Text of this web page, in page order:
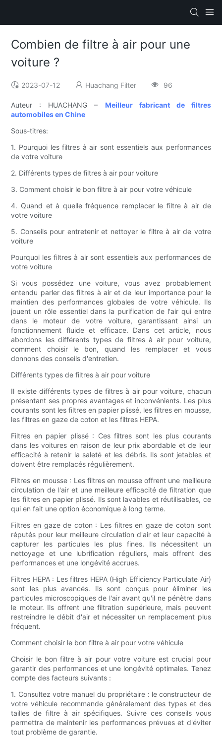
Combien de filtre à air pour une
voiture ?
2023-07-12 Huachang Filter 96
Auteur : HUACHANG – Meilleur fabricant de filtres
automobiles en Chine
Sous-titres:
1. Pourquoi les filtres à air sont essentiels aux performances
de votre voiture
2. Différents types de filtres à air pour voiture
3. Comment choisir le bon filtre à air pour votre véhicule
4. Quand et à quelle fréquence remplacer le filtre à air de
votre voiture
5. Conseils pour entretenir et nettoyer le filtre à air de votre
voiture
Pourquoi les filtres à air sont essentiels aux performances de
votre voiture
Si vous possédez une voiture, vous avez probablement
entendu parler des filtres à air et de leur importance pour le
maintien des performances globales de votre véhicule. Ils
jouent un rôle essentiel dans la purification de l'air qui entre
dans le moteur de votre voiture, garantissant ainsi un
fonctionnement fluide et efficace. Dans cet article, nous
abordons les différents types de filtres à air pour voiture,
comment choisir le bon, quand les remplacer et vous
donnons des conseils d'entretien.
Différents types de filtres à air pour voiture
Il existe différents types de filtres à air pour voiture, chacun
présentant ses propres avantages et inconvénients. Les plus
courants sont les filtres en papier plissé, les filtres en mousse,
les filtres en gaze de coton et les filtres HEPA.
Filtres en papier plissé : Ces filtres sont les plus courants
dans les voitures en raison de leur prix abordable et de leur
efficacité à retenir la saleté et les débris. Ils sont jetables et
doivent être remplacés régulièrement.
Filtres en mousse : Les filtres en mousse offrent une meilleure
circulation de l'air et une meilleure efficacité de filtration que
les filtres en papier plissé. Ils sont lavables et réutilisables, ce
qui en fait une option économique à long terme.
Filtres en gaze de coton : Les filtres en gaze de coton sont
réputés pour leur meilleure circulation d'air et leur capacité à
capturer les particules les plus fines. Ils nécessitent un
nettoyage et une lubrification réguliers, mais offrent des
performances et une longévité accrues.
Filtres HEPA : Les filtres HEPA (High Efficiency Particulate Air)
sont les plus avancés. Ils sont conçus pour éliminer les
particules microscopiques de l'air avant qu'il ne pénètre dans
le moteur. Ils offrent une filtration supérieure, mais peuvent
restreindre le débit d'air et nécessiter un remplacement plus
fréquent.
Comment choisir le bon filtre à air pour votre véhicule
Choisir le bon filtre à air pour votre voiture est crucial pour
garantir des performances et une longévité optimales. Tenez
compte des facteurs suivants :
1. Consultez votre manuel du propriétaire : le constructeur de
votre véhicule recommande généralement des types et des
tailles de filtre à air spécifiques. Suivre ces conseils vous
permettra de maintenir les performances prévues et d'éviter
tout problème de garantie.